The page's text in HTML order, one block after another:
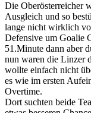
Die Oberösterreicher
Ausgleich und so
lange nicht wirklich
Defensive um Goalie
51.Minute dann aber
nun waren die Linzer
wollte einfach nicht
es wie im ersten
Overtime.
Dort suchten beide